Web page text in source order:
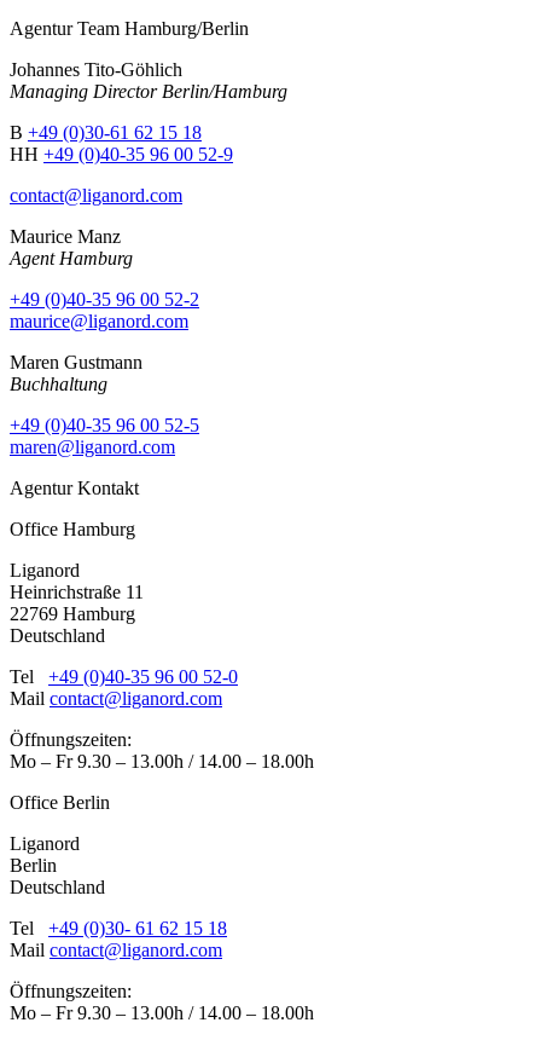
Agentur Team Hamburg/Berlin
Johannes Tito-Göhlich
Managing Director Berlin/Hamburg
B +49 (0)30-61 62 15 18
HH +49 (0)40-35 96 00 52-9
contact@liganord.com
Maurice Manz
Agent Hamburg
+49 (0)40-35 96 00 52-2
maurice@liganord.com
Maren Gustmann
Buchhaltung
+49 (0)40-35 96 00 52-5
maren@liganord.com
Agentur Kontakt
Office Hamburg
Liganord
Heinrichstraße 11
22769 Hamburg
Deutschland
Tel +49 (0)40-35 96 00 52-0
Mail contact@liganord.com
Öffnungszeiten:
Mo – Fr 9.30 – 13.00h / 14.00 – 18.00h
Office Berlin
Liganord
Berlin
Deutschland
Tel +49 (0)30- 61 62 15 18
Mail contact@liganord.com
Öffnungszeiten:
Mo – Fr 9.30 – 13.00h / 14.00 – 18.00h